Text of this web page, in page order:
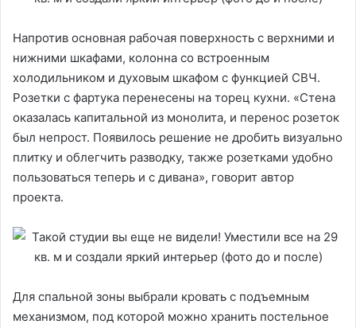
Напротив основная рабочая поверхность с верхними и
нижними шкафами, колонна со встроенным
холодильником и духовым шкафом с функцией СВЧ.
Розетки с фартука перенесены на торец кухни. «Стена
оказалась капитальной из монолита, и перенос розеток
был непрост. Появилось решение не дробить визуально
плитку и облегчить разводку, также розетками удобно
пользоваться теперь и с дивана», говорит автор
проекта.
Для спальной зоны выбрали кровать с подъемным
механизмом, под которой можно хранить постельное